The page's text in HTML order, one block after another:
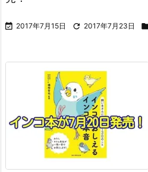
 2017年7月15日  2017年7月23日